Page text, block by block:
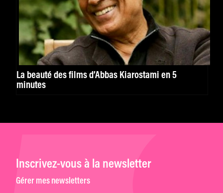
La beauté des films d’Abbas Kiarostami en 5
minutes
Inscrivez-vous à la newsletter
Gérer mes newsletters